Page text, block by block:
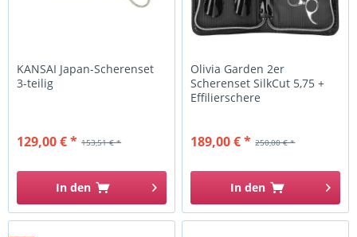
KANSAI Japan-Scherenset
3-teilig
153,51 € *
129,00 € *
In den
Olivia Garden 2er
Scherenset SilkCut 5,75 +
Effilierschere
250,00 € *
189,00 € *
In den